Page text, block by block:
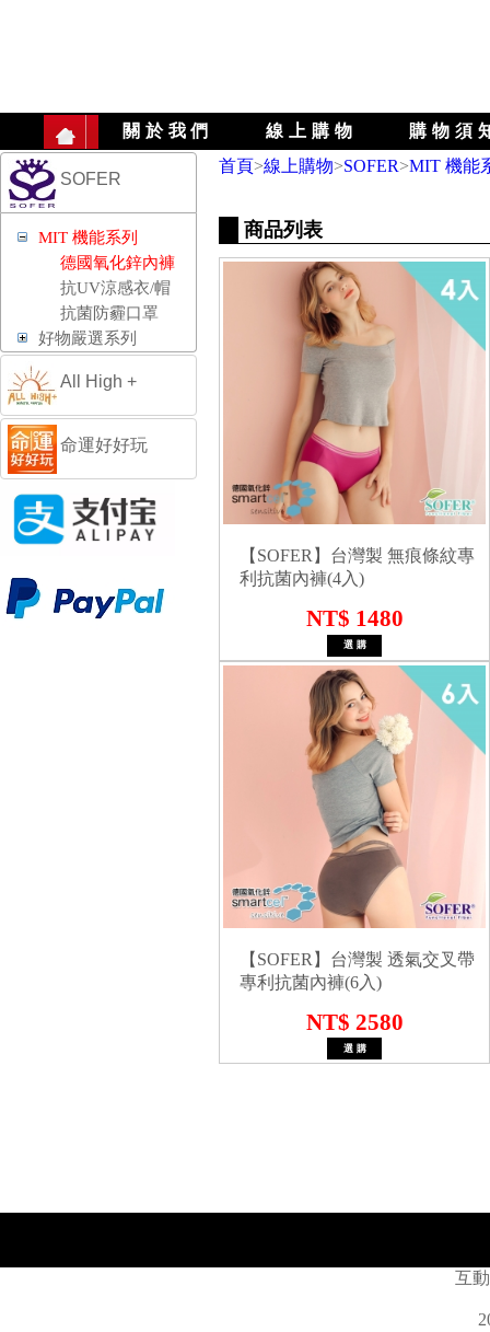
關於我們 線上購物 購物須
SOFER
MIT 機能系列
德國氧化鋅內褲
抗UV涼感衣/帽
抗菌防霾口罩
好物嚴選系列
All High +
命運好好玩
首頁>線上購物>SOFER>MIT 機能
商品列表
【SOFER】台灣製 無痕條紋專
利抗菌內褲(4入)
NT$ 1480
【SOFER】台灣製 透氣交叉帶
專利抗菌內褲(6入)
NT$ 2580
互